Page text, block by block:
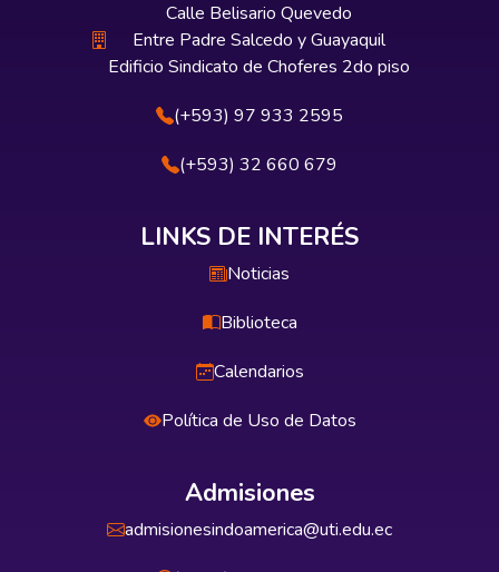
Calle Belisario Quevedo
Entre Padre Salcedo y Guayaquil
Edificio Sindicato de Choferes 2do piso
(+593) 97 933 2595
(+593) 32 660 679
LINKS DE INTERÉS
Noticias
Biblioteca
Calendarios
Política de Uso de Datos
Admisiones
admisionesindoamerica@uti.edu.ec